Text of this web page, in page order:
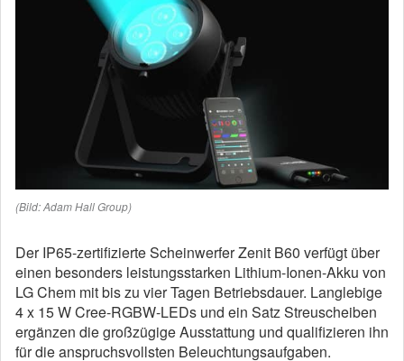
(Bild: Adam Hall Group)
Der IP65-zertifizierte Scheinwerfer Zenit B60 verfügt über
einen besonders leistungsstarken Lithium-Ionen-Akku von
LG Chem mit bis zu vier Tagen Betriebsdauer. Langlebige
4 x 15 W Cree-RGBW-LEDs und ein Satz Streuscheiben
ergänzen die großzügige Ausstattung und qualifizieren ihn
für die anspruchsvollsten Beleuchtungsaufgaben.